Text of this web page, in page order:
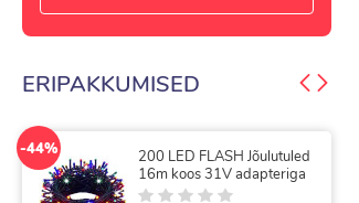
ERIPAKKUMISED
-44%
200 LED FLASH Jõulutuled
16m koos 31V adapteriga